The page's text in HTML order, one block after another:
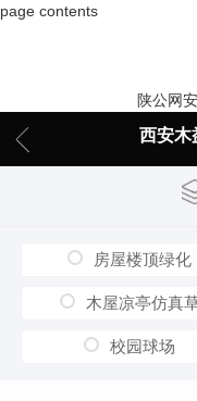
page contents
陕公网
西安木
房屋楼顶绿化
木屋凉亭仿真
校园球场